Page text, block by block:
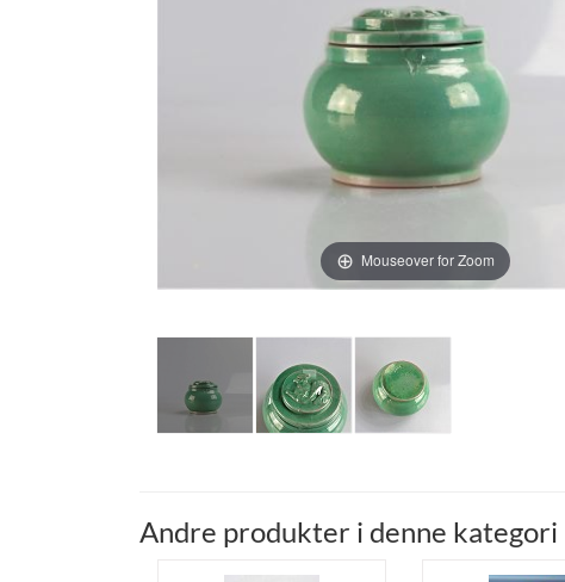
Mouseover for Zoom
Andre produkter i denne kategori